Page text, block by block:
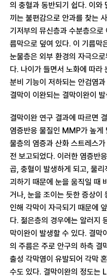
의 충혈과 동반되기 쉽다. 이와
끼는 불편감으로 안과를 찾는
기저부의 뮤신층과 수분층으로
름막으로 덮여 있다. 이 기름막
눈물층은 외부 환경의 자극으
다. 나이가 들면서 노화에 따라
분비 기능이 저하되는 안검염
결막이 이완되는 결막이완이
결막이완 연구 결과에 따르면
염증반응 물질인 MMP가 높게
물층의 염증과 산화 스트레스
전 보고되었다. 이러한 염증반
곱, 충혈이 발생하게 되고, 물
괴하기 때문에 눈을 움직일 때
거나, 눈을 조이는 듯한 증상이
인해 각막이 자극되기 때문에
다. 젊은층의 경우에는 알러지
막이완이 발생할 수 있다. 결막
의 주름은 주로 안구의 하측 결
출성 각막염이 유발되어 각막
수도 있다. 결막이완의 정도